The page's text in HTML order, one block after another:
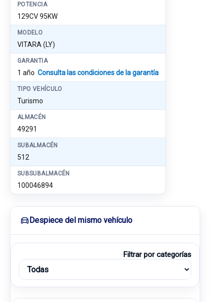
POTENCIA
129CV 95KW
MODELO
VITARA (LY)
GARANTIA
1 año Consulta las condiciones de la garantía
TIPO VEHÍCULO
Turismo
ALMACÉN
49291
SUBALMACÉN
512
SUBSUBALMACÉN
100046894
Despiece del mismo vehículo
Filtrar por categorías